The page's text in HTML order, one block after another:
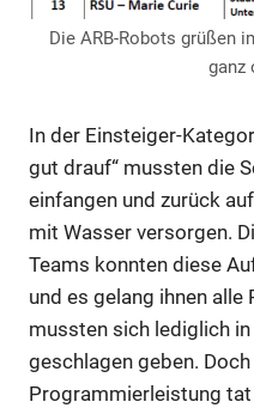
Die ARB-Robots grüßen
ganz
In der Einsteiger-
gut drauf“ mussten die
einfangen und zurück
mit Wasser versorgen.
Teams konnten diese
und es gelang ihnen alle
mussten sich lediglich
geschlagen geben.
Programmierleistung